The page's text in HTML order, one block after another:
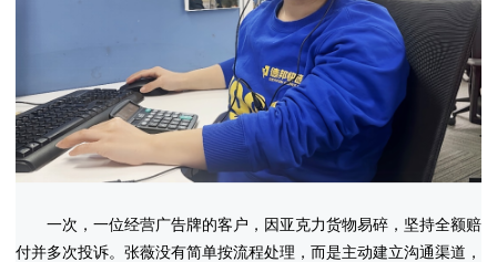
一次，一位经营广告牌的客户，因亚克力货物易碎，坚持全额赔
付并多次投诉。张薇没有简单按流程处理，而是主动建立沟通渠道，